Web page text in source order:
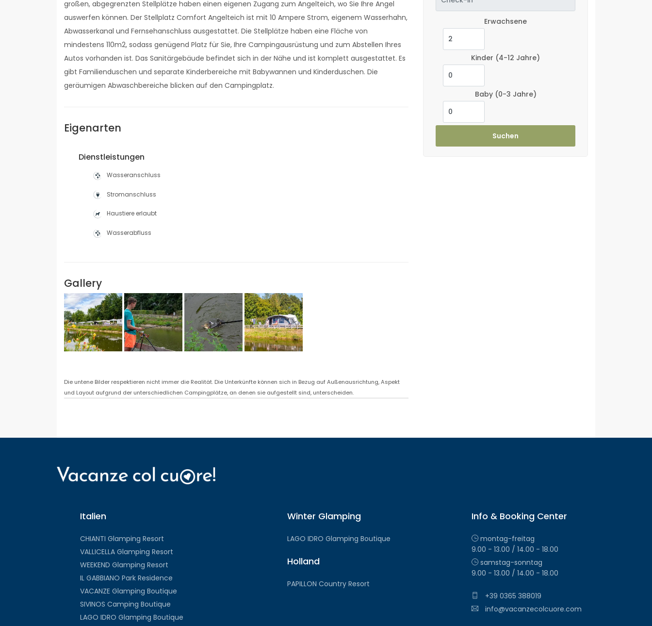
großen, abgegrenzten Stellplätze haben einen eigenen Zugang zum Angelteich, wo Sie Ihre Angel
auswerfen können. Der Stellplatz Comfort Angelteich ist mit 10 Ampere Strom, eigenem Wasserhahn,
Abwasserkanal und Fernsehanschluss ausgestattet. Die Stellplätze haben eine Fläche von
mindestens 110m2, sodass genügend Platz für Sie, Ihre Campingausrüstung und zum Abstellen Ihres
Autos vorhanden ist. Das Sanitärgebäude befindet sich in der Nähe und ist komplett ausgestattet. Es
gibt Familienduschen und separate Kinderbereiche mit Babywannen und Kinderduschen. Die
geräumigen Abwaschbereiche blicken auf den Campingplatz.
Eigenarten
Dienstleistungen
Wasseranschluss
Stromanschluss
Haustiere erlaubt
Wasserabfluss
Gallery
Die untene Bilder respektieren nicht immer die Realität. Die Unterkünfte können sich in Bezug auf Außenausrichtung, Aspekt
und Layout aufgrund der unterschiedlichen Campingplätze, an denen sie aufgestellt sind, unterscheiden.
Erwachsene
Kinder (4-12 Jahre)
Baby (0-3 Jahre)
Suchen
Italien
CHIANTI Glamping Resort
VALLICELLA Glamping Resort
WEEKEND Glamping Resort
IL GABBIANO Park Residence
VACANZE Glamping Boutique
SIVINOS Camping Boutique
LAGO IDRO Glamping Boutique
Winter Glamping
LAGO IDRO Glamping Boutique
Holland
PAPILLON Country Resort
Info & Booking Center
montag-freitag
9.00 - 13.00 / 14.00 - 18.00
samstag-sonntag
9.00 - 13.00 / 14.00 - 18.00
+39 0365 388019
info@vacanzecolcuore.com